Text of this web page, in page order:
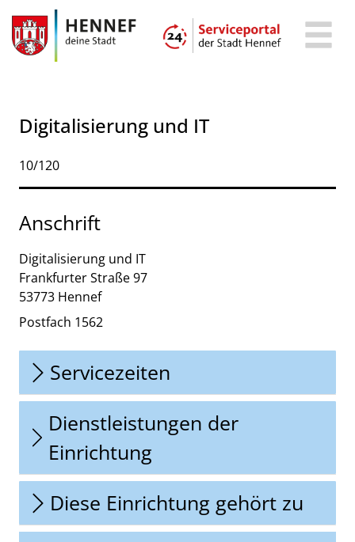
Zum Hauptinhalt springen
Zum Header
Zum Hauptinhalt
Zum Footer
Digitalisierung und IT
Kurzbezeichnung
10/120
Anschrift
Digitalisierung und IT
Frankfurter Straße97
53773 Hennef
Postfach 1562
Servicezeiten
Dienstleistungen der
Einrichtung
Diese Einrichtung gehört zu